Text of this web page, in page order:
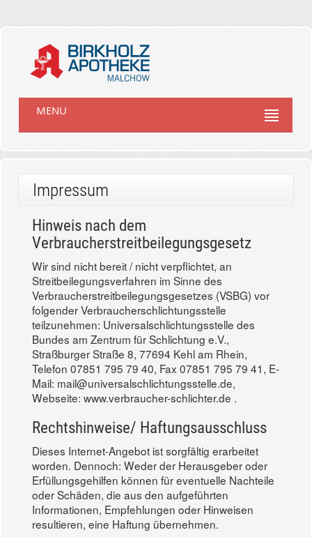
MENU
Impressum
Hinweis nach dem
Verbraucherstreitbeilegungsgesetz
Wir sind nicht bereit / nicht verpflichtet, an
Streitbeilegungsverfahren im Sinne des
Verbraucherstreitbeilegungsgesetzes (VSBG) vor
folgender Verbraucherschlichtungsstelle
teilzunehmen: Universalschlichtungsstelle des
Bundes am Zentrum für Schlichtung e.V.,
Straßburger Straße 8, 77694 Kehl am Rhein,
Telefon 07851 795 79 40, Fax 07851 795 79 41, E-
Mail: mail@universalschlichtungsstelle.de,
Webseite: www.verbraucher-schlichter.de .
Rechtshinweise/ Haftungsausschluss
Dieses Internet-Angebot ist sorgfältig erarbeitet
worden. Dennoch: Weder der Herausgeber oder
Erfüllungsgehilfen können für eventuelle Nachteile
oder Schäden, die aus den aufgeführten
Informationen, Empfehlungen oder Hinweisen
resultieren, eine Haftung übernehmen.